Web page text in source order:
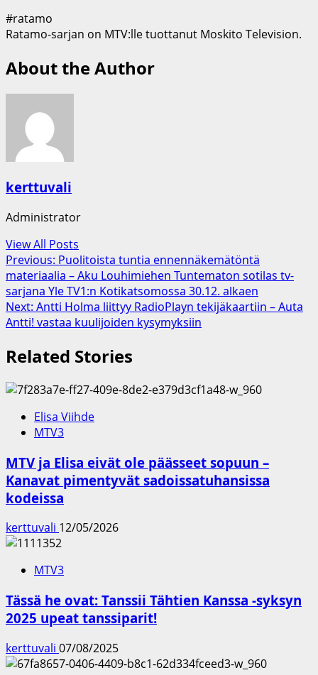
#ratamo
Ratamo-sarjan on MTV:lle tuottanut Moskito Television.
About the Author
kerttuvali
Administrator
View All Posts
Post
navigation
Previous: Puolitoista tuntia ennennäkemätöntä
materiaalia – Aku Louhimiehen Tuntematon sotilas tv-
sarjana Yle TV1:n Kotikatsomossa 30.12. alkaen
Next: Antti Holma liittyy RadioPlayn tekijäkaartiin – Auta
Antti! vastaa kuulijoiden kysymyksiin
Related Stories
Elisa Viihde
MTV3
MTV ja Elisa eivät ole päässeet sopuun –
Kanavat pimentyvät sadoissatuhansissa
kodeissa
kerttuvali 12/05/2026
MTV3
Tässä he ovat: Tanssii Tähtien Kanssa -syksyn
2025 upeat tanssiparit!
kerttuvali 07/08/2025